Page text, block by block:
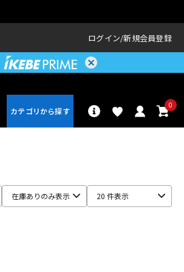
ログイン 新規会員登録
0
在庫ありのみ表示 20 件表示